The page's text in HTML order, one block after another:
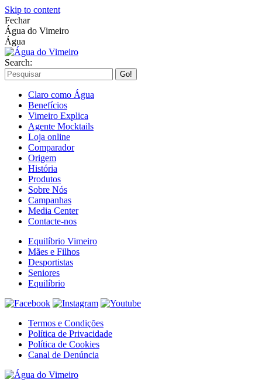
Skip to content
Fechar
Água do Vimeiro
Água
Search:
Claro como Água
Benefícios
Vimeiro Explica
Agente Mocktails
Loja online
Comparador
Origem
História
Produtos
Sobre Nós
Campanhas
Media Center
Contacte-nos
Equilíbrio Vimeiro
Mães e Filhos
Desportistas
Seniores
Equilíbrio
Termos e Condições
Política de Privacidade
Política de Cookies
Canal de Denúncia